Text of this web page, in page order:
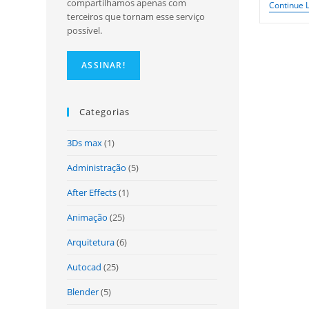
Continue
compartilhamos apenas com
terceiros que tornam esse serviço
possível.
Categorias
3Ds max(1)
Administração (5)
After Effects(1)
Animação (25)
Arquitetura(6)
Autocad (25)
Blender(5)